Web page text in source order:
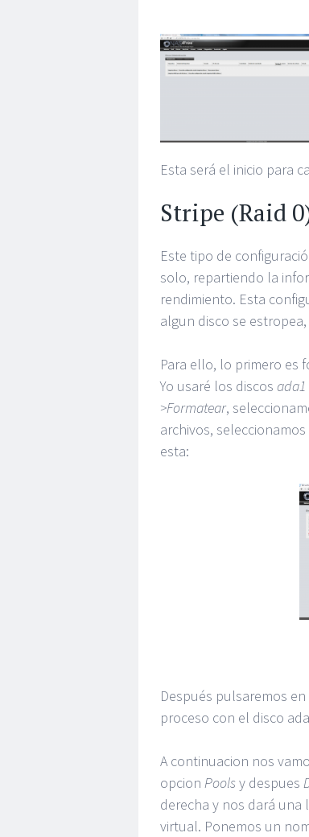
Esta será el inicio para
Stripe (Raid
Este tipo de
solo, repartiendo la
rendimiento. Esta
algun disco se
Para ello, lo primero es
Yo usaré los discos ada1
>Formatear,
archivos, seleccionamos
esta:
Después pulsaremos
proceso con el disco
A continuacion nos
opcion Poolsy despues
derecha y nos dará una
virtual. Ponemos un